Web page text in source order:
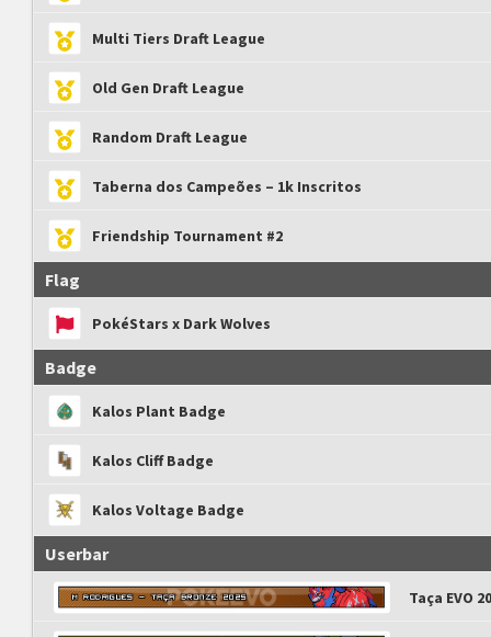
Multi Tiers Draft League
Old Gen Draft League
Random Draft League
Taberna dos Campeões – 1k Inscritos
Friendship Tournament #2
Flag
PokéStars x Dark Wolves
Badge
Kalos Plant Badge
Kalos Cliff Badge
Kalos Voltage Badge
Userbar
Taça EVO